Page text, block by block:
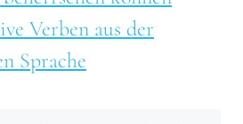
Verben aus der
Sprache